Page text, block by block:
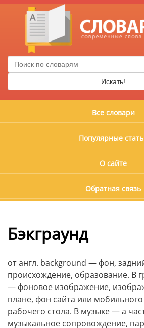
Искать!
Все словари
Популярные
О сайте
Обратная связь
Бэкграунд
от англ. background — фон,
происхождение, образование. В
— фоновое изображение,
плане, фон сайта или
рабочего стола. В музыке — а
музыкальное сопровождение,